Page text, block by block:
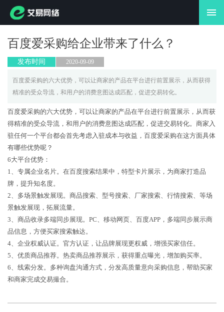
全网营销
网络开发
新闻动态
百度爱采购给企业带来了什么？
发布时间 2020-09-09
百度爱采购的六大优势，可以让商家的产品在平台进行前置展示，从而获得
精准的受众导流，和用户的消费意图达成匹配，促进交易转化。
百度爱采购的六大优势，可以让商家的产品在平台进行前置展示，从而获
得精准的受众导流，和用户的消费意图达成匹配，促进交易转化。商家入
驻任何一个平台都会首先考虑入驻成本与收益，百度爱采购在这方面具体
有哪些优势呢？
6大平台优势：
1、专属企业名片。在百度搜索结果中，特型卡片展示，为商家打造品
牌，提升知名度。
2、多场景触发展现。商品搜索、型号搜索、厂家搜索、行情搜索、等场
景触发展现，拓展流量。
3、商品收录多端同步展现。PC、移动网页、百度APP，多端同步展示商
品信息，方便买家搜索触达。
4、企业权威认证。官方认证，让品牌展现更权威，增强买家信任。
5、优质商品推荐。热卖商品推荐展示，获得重点曝光，增加购买率。
6、线索分发。多种询盘沟通方式，分发高质量意向采购信息，帮助买家
和商家完成交易撮合。